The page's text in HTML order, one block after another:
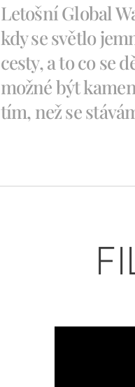
Letošní Global
kdy se světlo
cesty, a to co se
možné být
tím, než se